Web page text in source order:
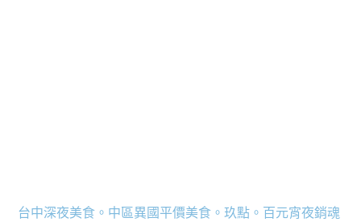
台中深夜美食。中區異國平價美食。玖點。百元宵夜銷魂